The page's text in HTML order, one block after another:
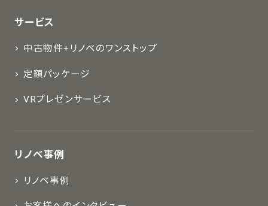
サービス
中古物件+リノベのワンストップ
定額パッケージ
VRプレゼンサービス
リノベ事例
リノベ事例